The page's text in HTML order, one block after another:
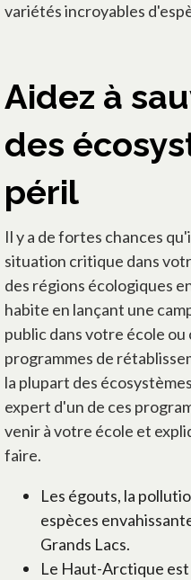
variétés incroyables
Aidez à
des
péril
Il y a de fortes chances
situation critique dans
des régions écologiques
habite en lançant une
public dans votre école
programmes de
la plupart des
expert d'un de ces
venir à votre école et
faire.
Les égouts, la
espèces
Grands Lacs.
Le Haut-Arctique est